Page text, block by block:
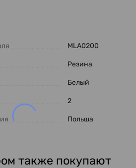
MLA0200
Резина
Белый
2
Польша
также покупают